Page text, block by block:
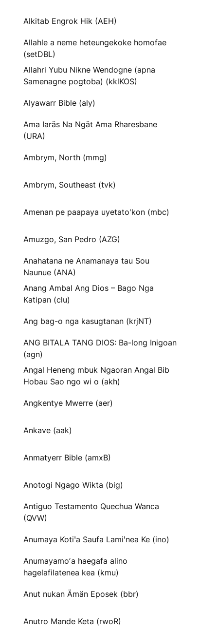
Alkitab Engrok Hik (AEH)
Allahle a neme heteungekoke homofae
(setDBL)
Allahri Yubu Nikne Wendogne (apna
Samenagne pogtoba) (kklKOS)
Alyawarr Bible (aly)
Ama Iaräs Na Ngät Ama Rharesbane
(URA)
Ambrym, North (mmg)
Ambrym, Southeast (tvk)
Amenan pe paapaya uyetato'kon (mbc)
Amuzgo, San Pedro (AZG)
Anahatana ne Anamanaya tau Sou
Naunue (ANA)
Anang Ambal Ang Dios – Bago Nga
Katipan (clu)
Ang bag-o nga kasugtanan (krjNT)
ANG BITALA TANG DIOS: Ba-long Inigoan
(agn)
Angal Heneng mbuk Ngaoran Angal Bib
Hobau Sao ngo wi o (akh)
Angkentye Mwerre (aer)
Ankave (aak)
Anmatyerr Bible (amxB)
Anotogi Ngago Wikta (big)
Antiguo Testamento Quechua Wanca
(QVW)
Anumaya Kotiꞌa Saufa Lamiꞌnea Ke (ino)
Anumayamoʼa haegafa alino
hagelafilatenea kea (kmu)
Anut nukan Ämän Eposek (bbr)
Anutro Mande Keta (rwoR)